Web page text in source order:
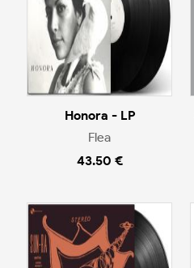
Honora - LP
Flea
43.50 €